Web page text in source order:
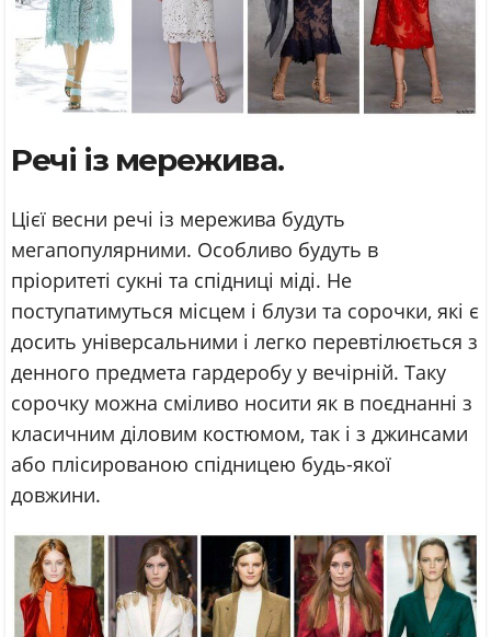
Речі із мережива.
Цієї весни речі із мережива будуть
мегапопулярними. Особливо будуть в
пріоритеті сукні та спідниці міді. Не
поступатимуться місцем і блузи та сорочки, які є
досить універсальними і легко перевтілюється з
денного предмета гардеробу у вечірній. Таку
сорочку можна сміливо носити як в поєднанні з
класичним діловим костюмом, так і з джинсами
або плісированою спідницею будь-якої
довжини.